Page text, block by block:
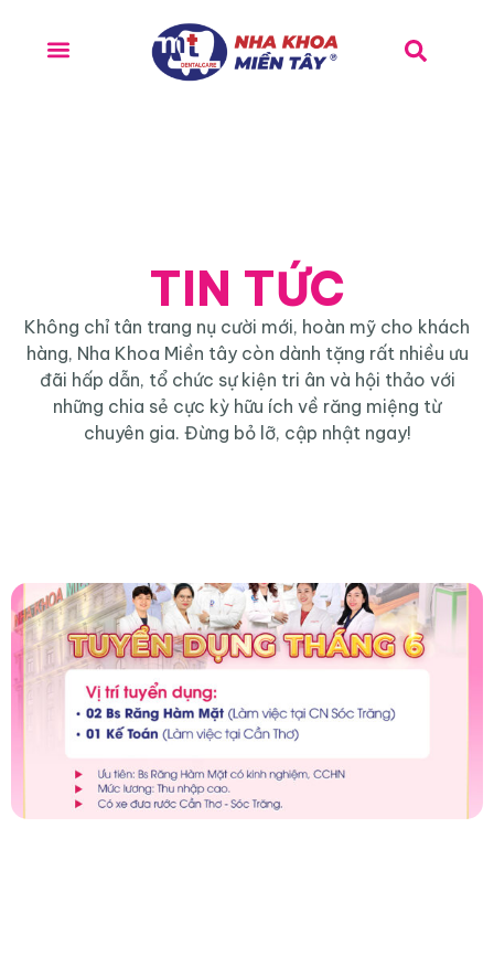
TIN TỨC
Không chỉ tân trang nụ cười mới, hoàn mỹ cho khách
hàng, Nha Khoa Miền tây còn dành tặng rất nhiều ưu
đãi hấp dẫn, tổ chức sự kiện tri ân và hội thảo với
những chia sẻ cực kỳ hữu ích về răng miệng từ
chuyên gia. Đừng bỏ lỡ, cập nhật ngay!